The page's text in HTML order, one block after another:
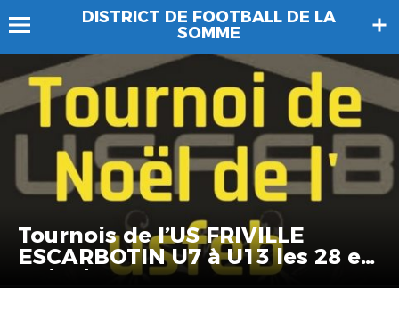
DISTRICT DE FOOTBALL DE LA
SOMME
Tournois de l’US FRIVILLE
ESCARBOTIN U7 à U13 les 28 et
29/12/21